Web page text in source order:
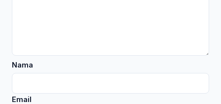
Nama
Email